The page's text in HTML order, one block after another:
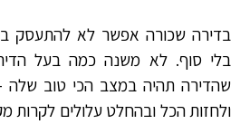
בדירה שכורה אפשר לא להתעסק
בלי סוף. לא משנה כמה בעל
שהדירה תהיה במצב הכי טוב
ולחזות הכל ובהחלט עלולים לקרות